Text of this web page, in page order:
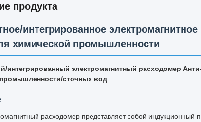
продукта
интегрированное
химической промышленности
интегрированный электромагнитный расходомер
сточных вод
расходомер представляет собой индукционный